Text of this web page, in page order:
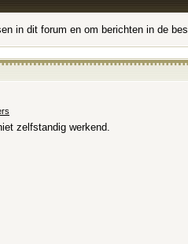
in dit forum en om berichten in de
zelfstandig werkend.